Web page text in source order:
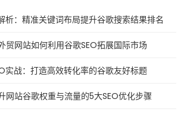
析：精准关键词布局提升谷歌搜索结果排名
贸网站如何利用谷歌SEO拓展国际市场
实战：打造高效转化率的谷歌友好标题
网站谷歌权重与流量的5大SEO优化步骤